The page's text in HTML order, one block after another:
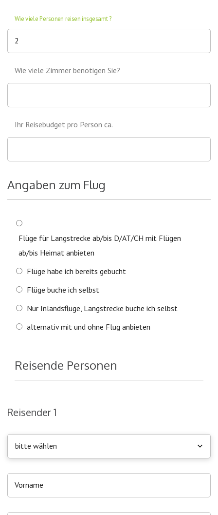
Wie viele Personen reisen insgesamt?
Wie viele Zimmer benötigen Sie?
Ihr Reisebudget pro Person ca.
Angaben zum Flug
Flüge für Langstrecke ab/bis D/AT/CH mit Flügen
ab/bis Heimat anbieten
Flüge habe ich bereits gebucht
Flüge buche ich selbst
Nur Inlandsflüge, Langstrecke buche ich selbst
alternativ mit und ohne Flug anbieten
Reisende Personen
Reisender 1
bitte wählen